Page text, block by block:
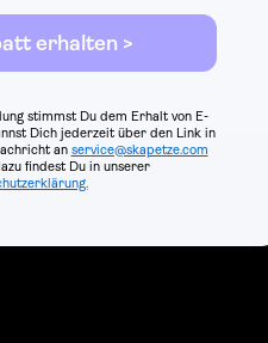
erhalten >
stimmst Du dem Erhalt von E-
Dich jederzeit über den Link in
an service@skapetze.com
findest Du in unserer